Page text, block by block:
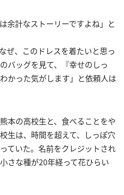
余計なストーリーですよね」と
ぜ、このドレスを着たいと思っ
バッグを見て、『幸せのしっ
かった気がします」と依頼人は
本の高校生と、食べることをや
生は、時間を超えて、しっぽ穴
ていた。名前をクレジットされ
さな種が20年経って花ひらい